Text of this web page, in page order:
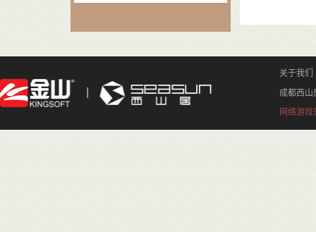
关于我们
成都西山
网络游